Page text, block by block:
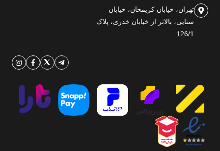
تهران، خیابان کریمخان، خیابان
سنایی، بالاتر از خیابان خدری، پلاک
126/1